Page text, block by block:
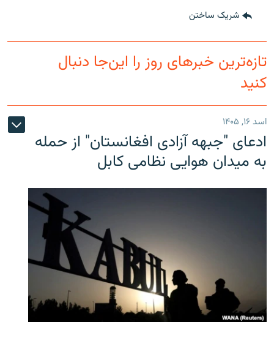
شریک ساختن
تازه‌ترین خبرهای روز را این‌جا دنبال
کنید
اسد ۱۶, ۱۴۰۵
ادعای "جبهه آزادی افغانستان" از حمله
به میدان هوایی نظامی کابل